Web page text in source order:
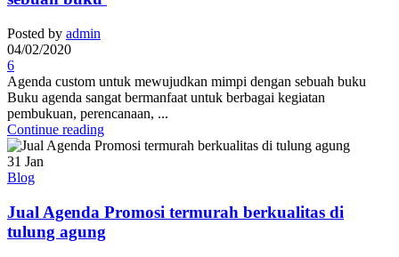
Posted by admin
04/02/2020
6
Agenda custom untuk mewujudkan mimpi dengan sebuah buku
Buku agenda sangat bermanfaat untuk berbagai kegiatan
pembukuan, perencanaan, ...
Continue reading
31 Jan
Blog
Jual Agenda Promosi termurah berkualitas di
tulung agung